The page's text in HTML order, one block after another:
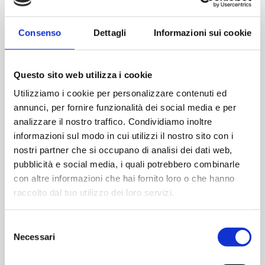
Consenso Dettagli Informazioni sui cookie
Questo sito web utilizza i cookie
Utilizziamo i cookie per personalizzare contenuti ed
annunci, per fornire funzionalità dei social media e per
analizzare il nostro traffico. Condividiamo inoltre
informazioni sul modo in cui utilizzi il nostro sito con i
nostri partner che si occupano di analisi dei dati web,
pubblicità e social media, i quali potrebbero combinarle
con altre informazioni che hai fornito loro o che hanno
raccolto dal tuo utilizzo dei loro servizi.
delNecessari
Verstärkungsplatte aus Stahl im Rahmen
OPTIONAL
Mechanisches Schloss mit 5 Schließpunkten
drei Schließpunkten
Selbstblockierendes mechanisches Schloss mit 5
Schließpunkten
Motorisiertes Schloss mit drei Schließpunkten
Panzerschloss